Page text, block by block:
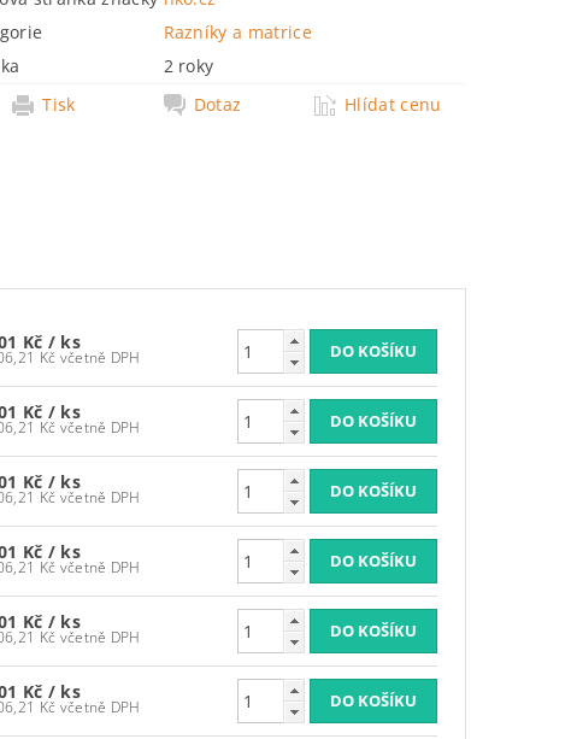
Razníky a matrice
2 roky
Tisk
Dotaz Hlídat cenu
Kč / ks
606,21 Kč včetně DPH
Kč / ks
606,21 Kč včetně DPH
Kč / ks
606,21 Kč včetně DPH
Kč / ks
606,21 Kč včetně DPH
Kč / ks
606,21 Kč včetně DPH
Kč / ks
606,21 Kč včetně DPH